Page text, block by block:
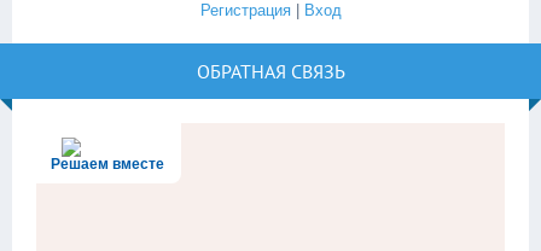
Регистрация| Вход
ОБРАТНАЯ СВЯЗЬ
Решаем вместе